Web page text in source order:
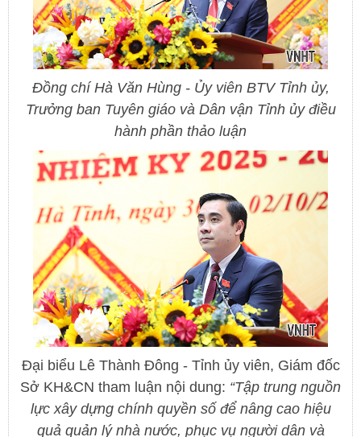
Đồng chí Hà Văn Hùng - Ủy viên BTV Tỉnh ủy,
Trưởng ban Tuyên giáo và Dân vận Tỉnh ủy điều
hành phần thảo luận
Đại biểu Lê Thành Đông - Tỉnh ủy viên, Giám đốc
Sở KH&CN tham luận nội dung: “Tập trung nguồn
lực xây dựng chính quyền số để nâng cao hiệu
quả quản lý nhà nước, phục vụ người dân và